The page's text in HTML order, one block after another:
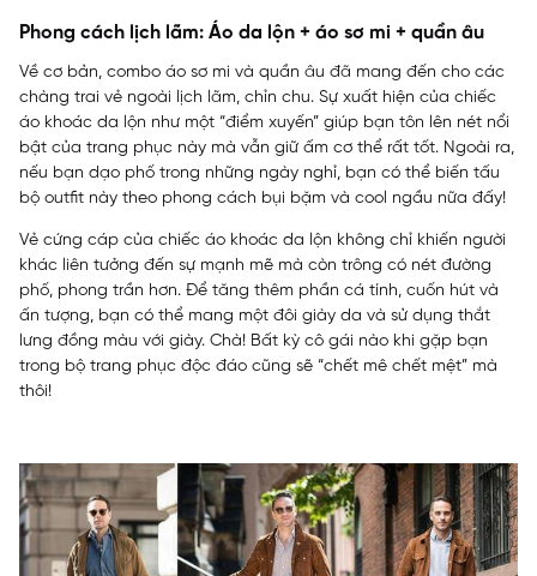
Phong cách lịch lãm: Áo da lộn + áo sơ mi + quần âu
Về cơ bản, combo áo sơ mi và quần âu đã mang đến cho các
chàng trai vẻ ngoài lịch lãm, chỉn chu. Sự xuất hiện của chiếc
áo khoác da lộn như một “điểm xuyến” giúp bạn tôn lên nét nổi
bật của trang phục này mà vẫn giữ ấm cơ thể rất tốt. Ngoài ra,
nếu bạn dạo phố trong những ngày nghỉ, bạn có thể biến tấu
bộ outfit này theo phong cách bụi bặm và cool ngầu nữa đấy!
Vẻ cứng cáp của chiếc áo khoác da lộn không chỉ khiến người
khác liên tưởng đến sự mạnh mẽ mà còn trông có nét đường
phố, phong trần hơn. Để tăng thêm phần cá tính, cuốn hút và
ấn tượng, bạn có thể mang một đôi giày da và sử dụng thắt
lưng đồng màu với giày. Chà! Bất kỳ cô gái nào khi gặp bạn
trong bộ trang phục độc đáo cũng sẽ “chết mê chết mệt” mà
thôi!